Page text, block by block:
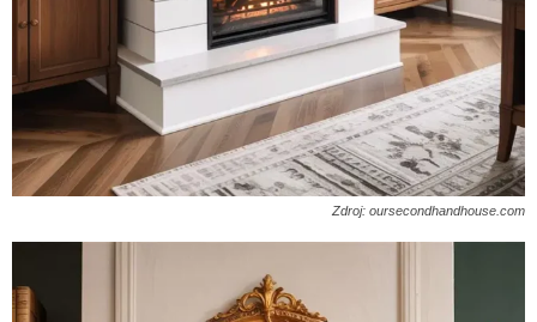
Zdroj: oursecondhandhouse.com